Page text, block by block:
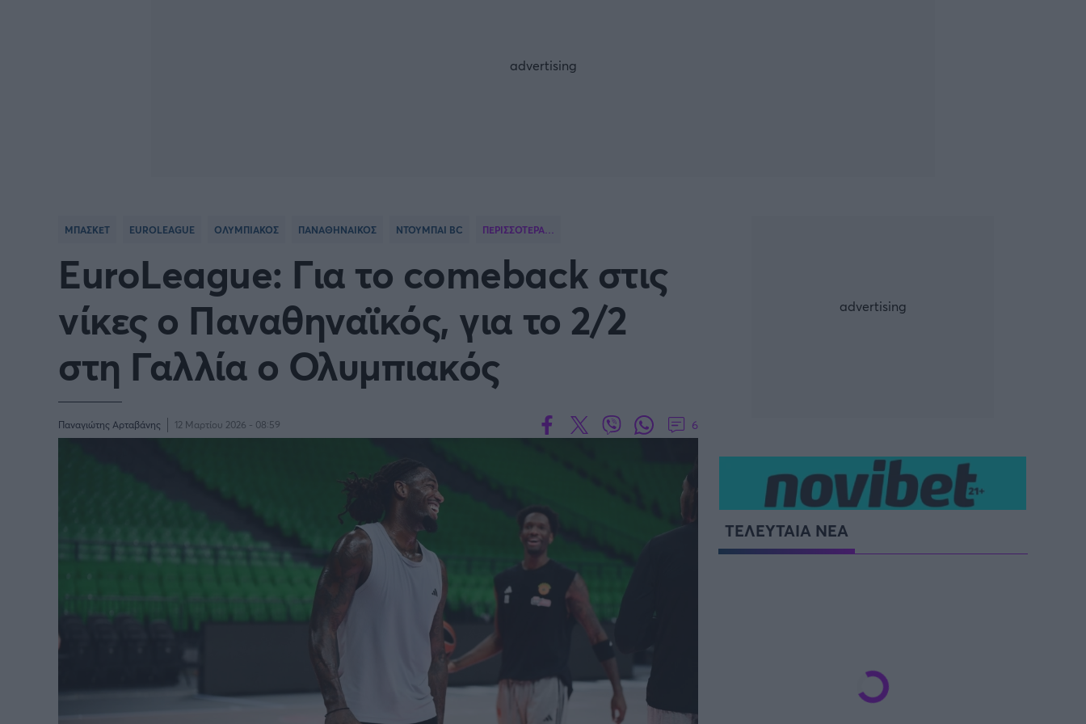
ΜΠΑΣΚΕΤ EUROLEAGUE ΟΛΥΜΠΙΑΚΟΣ ΠΑΝΑΘΗΝΑΙΚΟΣ ΝΤΟΥΜΠΑΙ BC ΠΕΡΙΣΣΟΤΕΡΑ…
EuroLeague: Για το comeback στις
νίκες ο Παναθηναϊκός, για το 2/2
στη Γαλλία ο Ολυμπιακός
Παναγιώτης Αρταβάνης 12 Μαρτίου 2026 - 08:59 6
ΤΕΛΕΥΤΑΙΑ ΝΕΑ